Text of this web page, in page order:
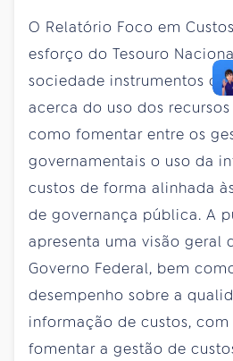
O Relatório Foco em
esforço do Tesouro
sociedade instrumentos de
acerca do uso dos
como fomentar entre os
governamentais o uso da
custos de forma alinhada
de governança pública. A
apresenta uma visão geral
Governo Federal, bem
desempenho sobre a
informação de custos,
fomentar a gestão de